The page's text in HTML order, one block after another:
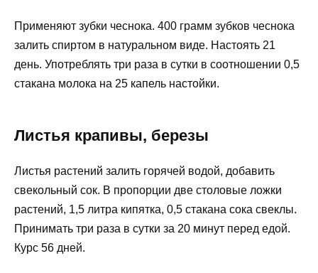
Применяют зубки чеснока. 400 грамм зубков чеснока
залить спиртом в натуральном виде. Настоять 21
день. Употреблять три раза в сутки в соотношении 0,5
стакана молока на 25 капель настойки.
Листья крапивы, березы
Листья растений залить горячей водой, добавить
свекольный сок. В пропорции две столовые ложки
растений, 1,5 литра кипятка, 0,5 стакана сока свеклы.
Принимать три раза в сутки за 20 минут перед едой.
Курс 56 дней.